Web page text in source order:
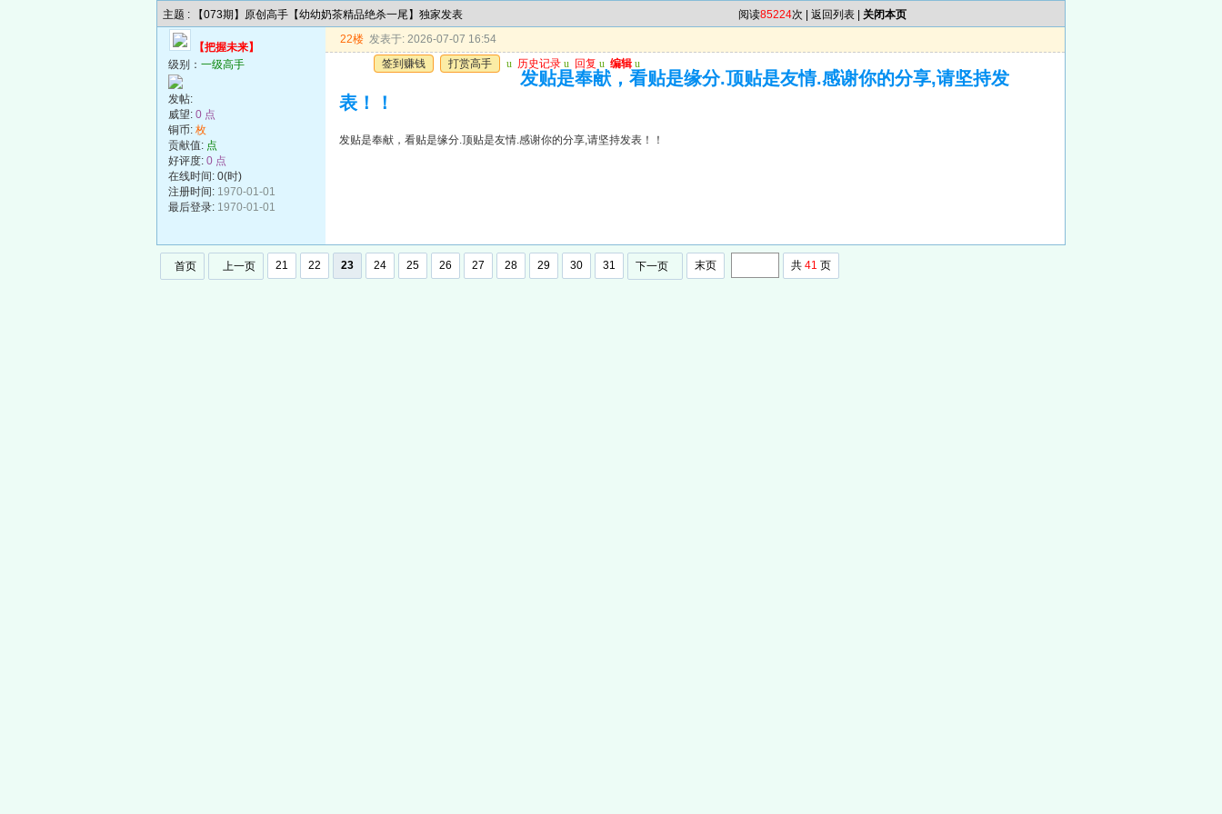
主题 : 【073期】原创高手【幼幼奶茶精品绝杀一尾】独家发表 阅读85224次 | 返回列表 关闭本页
【把握未来】
级别： 一级高手
发帖:
威望: 0 点
铜币: 枚
贡献值: 点
好评度: 0 点
在线时间: 0(时)
注册时间: 1970-01-01
最后登录: 1970-01-01
22楼 发表于: 2026-07-07 16:54
签到赚钱
打赏高手 u 历史记录 u 回复 u 编辑 u
发贴是奉献，看贴是缘分.顶贴是友情.感谢你的分享,请坚持发
表！！
发贴是奉献，看贴是缘分.顶贴是友情.感谢你的分享,请坚持发表！！
首页 上一页 21 22 23 24 25 26 27 28 29 30 31 下一页 末页 共 41 页